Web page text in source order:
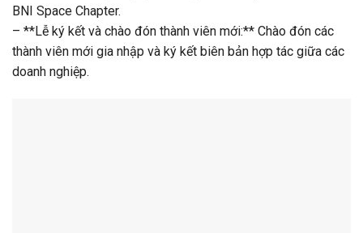
BNI Space Chapter.
– **Lễ ký kết và chào đón thành viên mới:** Chào đón các
thành viên mới gia nhập và ký kết biên bản hợp tác giữa các
doanh nghiệp.